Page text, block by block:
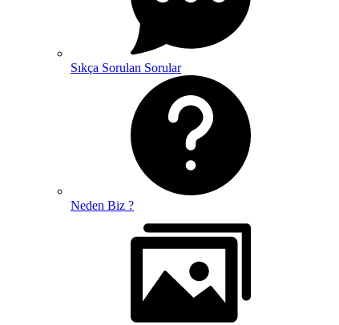
Sıkça Sorulan Sorular
Neden Biz ?